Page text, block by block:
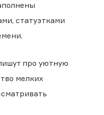
статуэтками
про уютную
мелких